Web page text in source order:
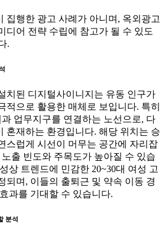
집행한 광고 사례가 아니며, 옥외광고
디어 전략 수립에 참고가 될 수 있도
.
치된 디지털사이니지는 유동 인구가
적으로 활용한 매체로 보입니다. 특히
업무지구를 연결하는 노선으로, 다
혼재하는 환경입니다. 해당 위치는 승
스럽게 시선이 머무는 공간에 자리잡
출 빈도와 주목도가 높아질 수 있습
상 트렌드에 민감한 20~30대 여성 고
되며, 이들의 출퇴근 및 약속 이동 경
과를 기대할 수 있습니다.
분석